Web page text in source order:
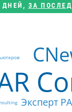
ДНЕЙ , ЗА
Эксперт РА